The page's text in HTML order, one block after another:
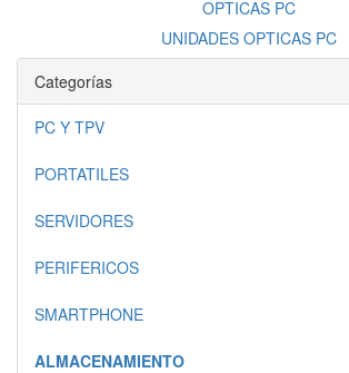
UNIDADES OPTICAS PC
Categorías
PC Y TPV
PORTATILES
SERVIDORES
PERIFERICOS
SMARTPHONE
ALMACENAMIENTO